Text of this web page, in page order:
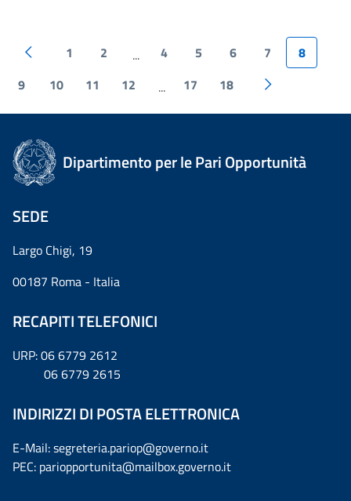
1 2 ... 4 5 6 7
8
9
10 11 12 ... 17 18
Dipartimento per le Pari Opportunità
SEDE
Largo Chigi, 19
00187 Roma - Italia
RECAPITI TELEFONICI
URP: 06 6779 2612
06 6779 2615
INDIRIZZI DI POSTA ELETTRONICA
E-Mail: segreteria.pariop@governo.it
PEC: pariopportunita@mailbox.governo.it